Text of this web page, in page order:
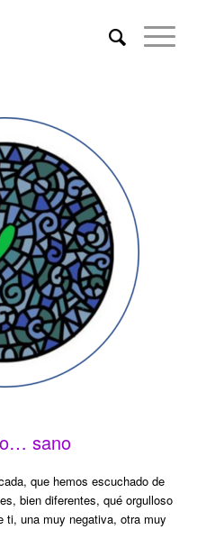
sano
que hemos escuchado de
bien diferentes, qué orgulloso
ti, una muy negativa, otra muy